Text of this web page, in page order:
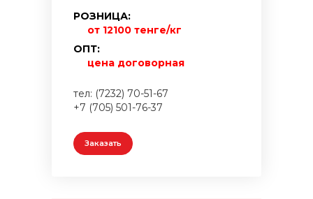
РОЗНИЦА:
от 12100 тенге/кг
ОПТ:
цена договорная
тел: (7232) 70-51-67
+7 (705) 501-76-37
Заказать